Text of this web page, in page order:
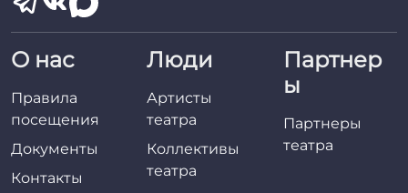
О нас
Правила
посещения
Документы
Контакты
Люди
Артисты
театра
Коллективы
театра
Партнер
ы
Партнеры
театра